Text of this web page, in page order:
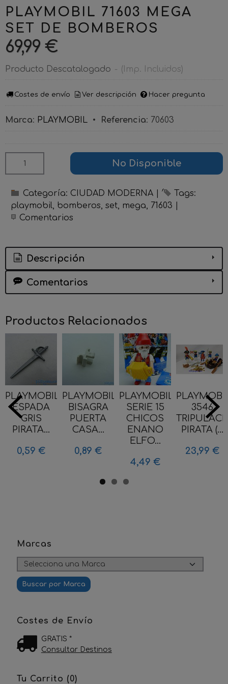
Marcas
Costes de Envío
GRATIS *
Consultar Destinos
Tu Carrito (0)
PLAYMOBIL 71603 MEGA
SET DE BOMBEROS
69,99 €
Producto Descatalogado - (Imp. Incluidos)
Costes de envío Ver descripción Hacer pregunta
Marca: PLAYMOBIL • Referencia: 70603
No Disponible
Categoría: CIUDAD MODERNA
Tags:
playmobil
bomberos set mega 71603
Comentarios
Descripción
Comentarios
Productos Relacionados
PLAYMOBIL
ESPADA
GRIS
PIRATA...
0,59 €
PLAYMOBIL
BISAGRA
PUERTA
CASA...
0,89 €
PLAYMOBIL
SERIE 15
CHICOS
ENANO
ELFO...
4,49 €
3546
PIRATA (...
23,99 €